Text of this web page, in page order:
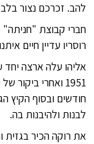
להב. זכרכם נצור
חברי קבוצת "חניתה"
רוסריו עדיין חיים
אליהו עלה ארצה
1951 ואחרי
חודשים ובסוף הקיץ
לבנות ולהיבנות בה.